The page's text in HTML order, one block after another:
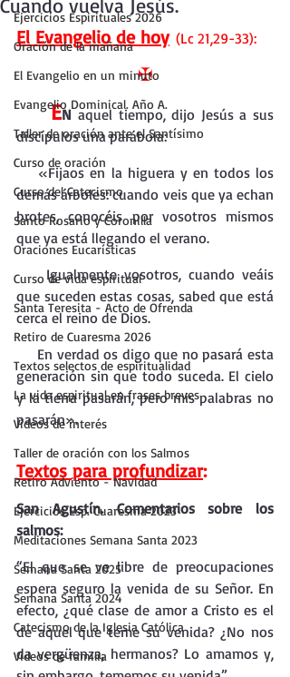
Ejercicios Espirituales 2026
Oración de la mañana
El Evangelio en un minuto
Evangelio Dominical. Año A.
Taller de oración ante el Santísimo
Curso de oración
Curso del Catecismo
Santo Rosario y Coronilla
Oraciones Eucarísticas
Curso de vida espiritual
Santa Teresita - Acto de Ofrenda
Retiro de Cuaresma 2026
Textos selectos de espiritualidad
La vida espiritual en frases breves
Vídeos de interés
Taller de oración con los Salmos
Retiro Adviento - Navidad
Ejercicios Esp. Cuaresma 2023
Meditaciones Semana Santa 2023
Semana Santa 2025
Semana Santa 2024
Catecismo de la Iglesia Católica
Vídeos de familia
Cuando vuelva Jesús.
El Evangelio de hoy (Lc 21,29-33):
✠
EN aquel tiempo, dijo Jesús a sus
discípulos una parábola:
    «Fijaos en la higuera y en todos los
demás árboles: cuando veis que ya echan
brotes, conocéis por vosotros mismos
que ya está llegando el verano.
    Igualmente vosotros, cuando veáis
que suceden estas cosas, sabed que está
cerca el reino de Dios.
generación sin que todo suceda. El cielo
y la tierra pasarán, pero mis palabras no
pasarán».
Textos para profundizar:
San Agustín. Comentarios sobre los
salmos:
“El que se ve libre de preocupaciones
espera seguro la venida de su Señor. En
efecto, ¿qué clase de amor a Cristo es el
de aquel que teme su venida? ¿No nos
da vergüenza, hermanos? Lo amamos y,